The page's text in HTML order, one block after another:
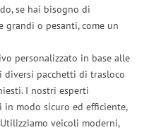
se hai bisogno di
o pesanti, come un
personalizzato in base alle
diversi pacchetti di trasloco
I nostri esperti
modo sicuro ed efficiente,
veicoli moderni,